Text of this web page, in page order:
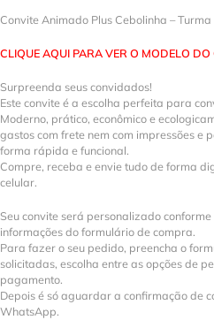
Convite Animado Plus Cebolinha –
CLIQUE AQUI PARA VER O MODELO DO
Surpreenda seus convidados!
Este convite é a escolha perfeita para
Moderno, prático, econômico e
gastos com frete nem com impressões e
forma rápida e funcional.
Compre, receba e envie tudo de forma
celular.
Seu convite será personalizado
informações do formulário de compra.
Para fazer o seu pedido, preencha o
solicitadas, escolha entre as opções de
pagamento.
Depois é só aguardar a confirmação de
WhatsApp.